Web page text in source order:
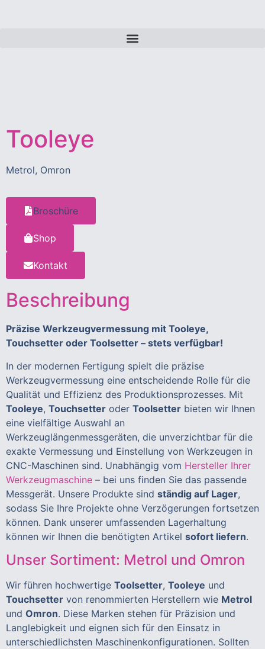
Tooleye
Metrol, Omron
Broschüre
Shop
Kontakt
Beschreibung
Präzise Werkzeugvermessung mit Tooleye,
Touchsetter oder Toolsetter – stets verfügbar!
In der modernen Fertigung spielt die präzise
Werkzeugvermessung eine entscheidende Rolle für die
Qualität und Effizienz des Produktionsprozesses. Mit
Tooleye, Touchsetter oder Toolsetter bieten wir Ihnen
eine vielfältige Auswahl an
Werkzeuglängenmessgeräten, die unverzichtbar für die
exakte Vermessung und Einstellung von Werkzeugen in
CNC-Maschinen sind. Unabhängig vom Hersteller Ihrer
Werkzeugmaschine – bei uns finden Sie das passende
Messgerät. Unsere Produkte sind ständig auf Lager,
sodass Sie Ihre Projekte ohne Verzögerungen fortsetzen
können. Dank unserer umfassenden Lagerhaltung
können wir Ihnen die benötigten Artikel sofort liefern.
Unser Sortiment: Metrol und Omron
Wir führen hochwertige Toolsetter, Tooleye und
Touchsetter von renommierten Herstellern wie Metrol
und Omron. Diese Marken stehen für Präzision und
Langlebigkeit und eignen sich für den Einsatz in
unterschiedlichsten Maschinenkonfigurationen. Sollten